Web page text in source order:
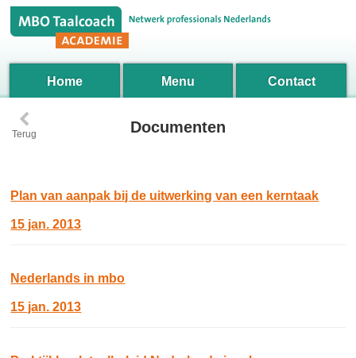
Home Menu Contact
‹
Terug Documenten
Plan van aanpak bij de uitwerking van een kerntaak
15 jan. 2013
Nederlands in mbo
15 jan. 2013